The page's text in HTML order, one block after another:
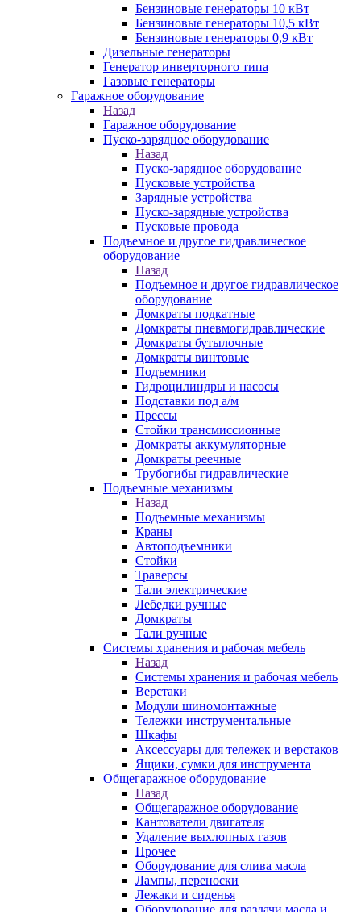
Бензиновые генераторы 10 кВт
Бензиновые генераторы 10,5 кВт
Бензиновые генераторы 0,9 кВт
Дизельные генераторы
Генератор инверторного типа
Газовые генераторы
Гаражное оборудование
Назад
Гаражное оборудование
Пуско-зарядное оборудование
Назад
Пуско-зарядное оборудование
Пусковые устройства
Зарядные устройства
Пуско-зарядные устройства
Пусковые провода
Подъемное и другое гидравлическое
оборудование
Назад
Подъемное и другое гидравлическое
оборудование
Домкраты подкатные
Домкраты пневмогидравлические
Домкраты бутылочные
Домкраты винтовые
Подъемники
Гидроцилиндры и насосы
Подставки под а/м
Прессы
Стойки трансмиссионные
Домкраты аккумуляторные
Домкраты реечные
Трубогибы гидравлические
Подъемные механизмы
Назад
Подъемные механизмы
Краны
Автоподъемники
Стойки
Траверсы
Тали электрические
Лебедки ручные
Домкраты
Тали ручные
Системы хранения и рабочая мебель
Назад
Системы хранения и рабочая мебель
Верстаки
Модули шиномонтажные
Тележки инструментальные
Шкафы
Аксессуары для тележек и верстаков
Ящики, сумки для инструмента
Общегаражное оборудование
Назад
Общегаражное оборудование
Кантователи двигателя
Удаление выхлопных газов
Прочее
Оборудование для слива масла
Лампы, переноски
Лежаки и сиденья
Оборудование для раздачи масла и